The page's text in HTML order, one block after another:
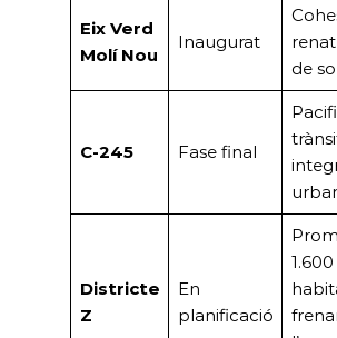
Eix Verd
Molí Nou
Inaugurat
de
C-245 Fase final
Districte
Z
En
planificació
1.600